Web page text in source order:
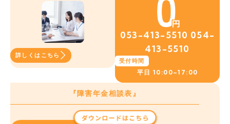
詳しくはこちら
053-413-5510 054-
413-5510
受付時間
平日 10:00~17:00
『障害年金相談表』